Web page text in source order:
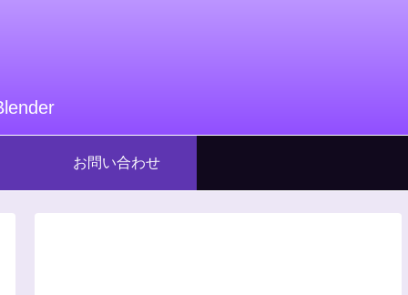
お問い合わせ